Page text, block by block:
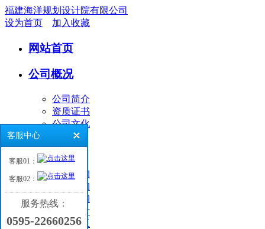
福建海洋规划设计院有限公司
设为首页
加入收藏
网站首页
公司概况
公司简介
资质证书
公司文化
业务领域
环境咨询
工程咨询
海洋咨询
工程设计
工程施工
客服中心
客服01：
客服02：
服务热线：
0595-22660256